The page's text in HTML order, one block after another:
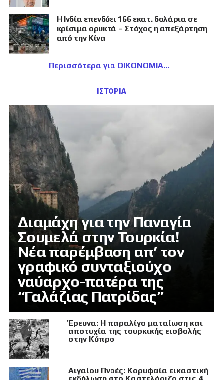
Η Ινδία επενδύει 166 εκατ. δολάρια σε
κρίσιμα ορυκτά – Στόχος η απεξάρτηση
από την Κίνα
Περισσότερα για ΟΙΚΟΝΟΜΙΑ
ΙΣΤΟΡΙΑ
Διαμάχη για την Παναγία
Σουμελά στην Τουρκία!
Νέα παρέμβαση απ’ τον
γραφικό συνταξιούχο
ναύαρχο-πατέρα της
“Γαλάζιας Πατρίδας”
Έρευνα: Η παραλίγο ματαίωση και
αποτυχία της τουρκικής εισβολής
στην Κύπρο
Αιγαίου Πνοές: Κορυφαία εικαστική